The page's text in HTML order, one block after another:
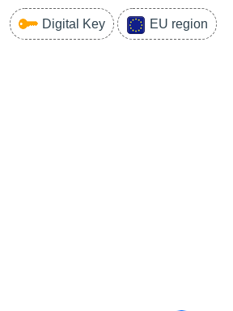
Digital Key EU region